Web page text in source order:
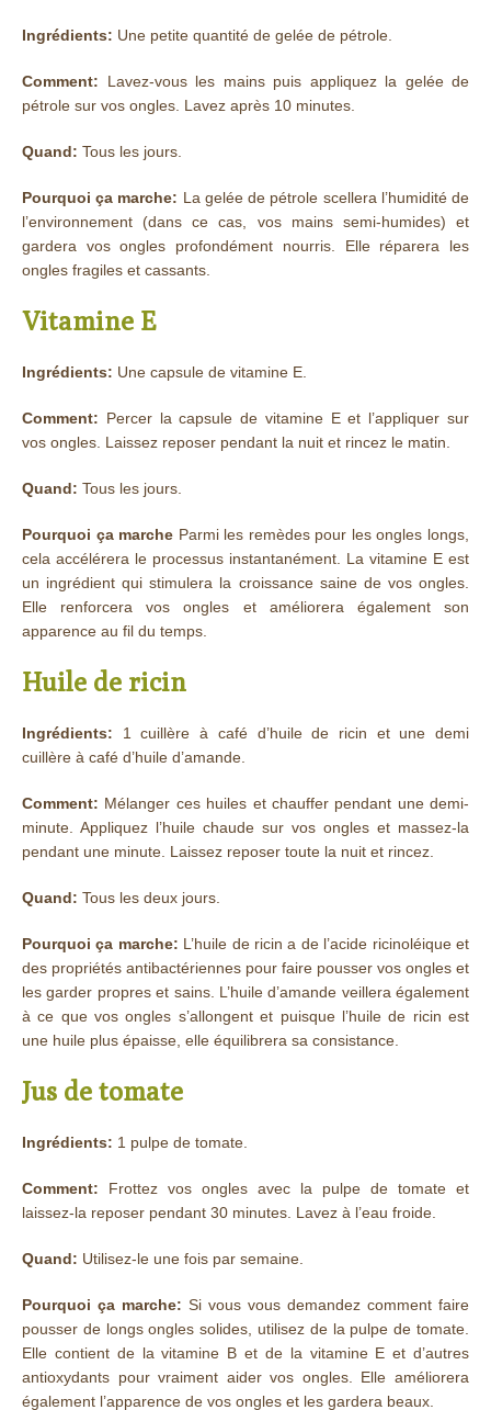
Ingrédients: Une petite quantité de gelée de pétrole.
Comment: Lavez-vous les mains puis appliquez la gelée de
pétrole sur vos ongles. Lavez après 10 minutes.
Quand: Tous les jours.
Pourquoi ça marche: La gelée de pétrole scellera l’humidité de
l’environnement (dans ce cas, vos mains semi-humides) et
gardera vos ongles profondément nourris. Elle réparera les
ongles fragiles et cassants.
Vitamine E
Ingrédients: Une capsule de vitamine E.
Comment: Percer la capsule de vitamine E et l’appliquer sur
vos ongles. Laissez reposer pendant la nuit et rincez le matin.
Quand: Tous les jours.
Pourquoi ça marche Parmi les remèdes pour les ongles longs,
cela accélérera le processus instantanément. La vitamine E est
un ingrédient qui stimulera la croissance saine de vos ongles.
Elle renforcera vos ongles et améliorera également son
apparence au fil du temps.
Huile de ricin
Ingrédients: 1 cuillère à café d’huile de ricin et une demi
cuillère à café d’huile d’amande.
Comment: Mélanger ces huiles et chauffer pendant une demi-
minute. Appliquez l’huile chaude sur vos ongles et massez-la
pendant une minute. Laissez reposer toute la nuit et rincez.
Quand: Tous les deux jours.
Pourquoi ça marche: L’huile de ricin a de l’acide ricinoléique et
des propriétés antibactériennes pour faire pousser vos ongles et
les garder propres et sains. L’huile d’amande veillera également
à ce que vos ongles s’allongent et puisque l’huile de ricin est
une huile plus épaisse, elle équilibrera sa consistance.
Jus de tomate
Ingrédients: 1 pulpe de tomate.
Comment: Frottez vos ongles avec la pulpe de tomate et
laissez-la reposer pendant 30 minutes. Lavez à l’eau froide.
Quand: Utilisez-le une fois par semaine.
Pourquoi ça marche: Si vous vous demandez comment faire
pousser de longs ongles solides, utilisez de la pulpe de tomate.
Elle contient de la vitamine B et de la vitamine E et d’autres
antioxydants pour vraiment aider vos ongles. Elle améliorera
également l’apparence de vos ongles et les gardera beaux.